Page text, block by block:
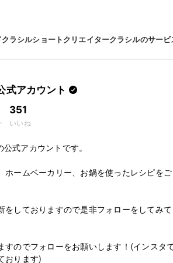
クラシルショートクリエイタークラシルのサービ
式アカウント
351
いいね
式アカウントです。
ホームベーカリー、お鍋を使ったレシピをご
をしておりますので是非フォローをしてみて
すのでフォローをお願いします！(インスタ
おります)